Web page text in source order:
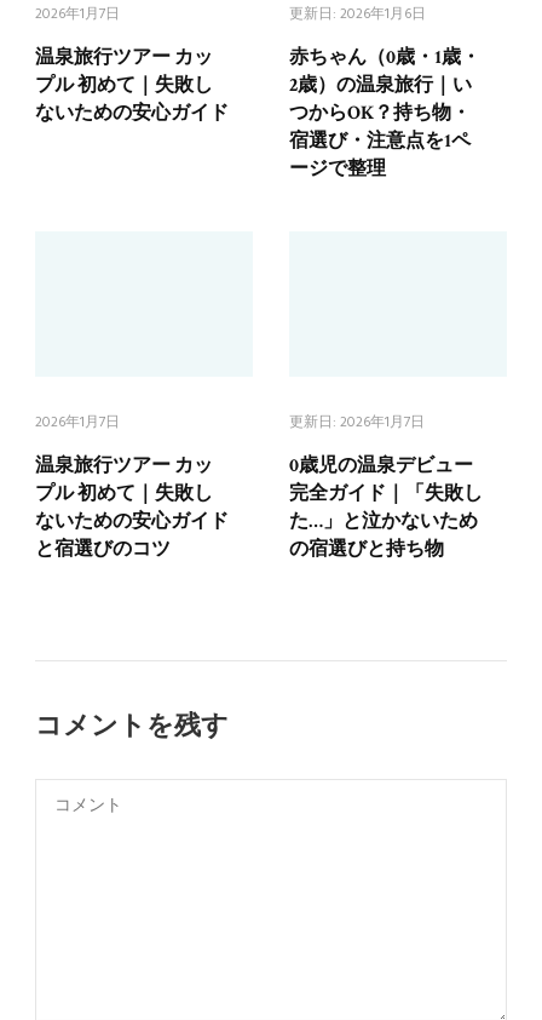
2026年1月7日
温泉旅行ツアー カッ
プル 初めて｜失敗し
ないための安心ガイド
更新日: 2026年1月6日
赤ちゃん（0歳・1歳・
2歳）の温泉旅行｜い
つからOK？持ち物・
宿選び・注意点を1ペ
ージで整理
2026年1月7日
温泉旅行ツアー カッ
プル 初めて｜失敗し
ないための安心ガイド
と宿選びのコツ
更新日: 2026年1月7日
0歳児の温泉デビュー
完全ガイド｜「失敗し
た…」と泣かないため
の宿選びと持ち物
コメントを残す